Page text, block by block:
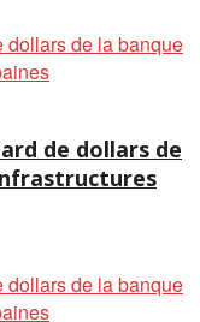
de dollars de